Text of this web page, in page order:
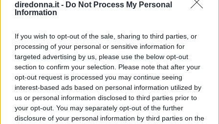
diredonna.it - Do Not Process My Personal
Information
If you wish to opt-out of the sale, sharing to third parties, or
processing of your personal or sensitive information for
targeted advertising by us, please use the below opt-out
section to confirm your selection. Please note that after your
opt-out request is processed you may continue seeing
interest-based ads based on personal information utilized by
us or personal information disclosed to third parties prior to
your opt-out. You may separately opt-out of the further
disclosure of your personal information by third parties on the
Articolia tema